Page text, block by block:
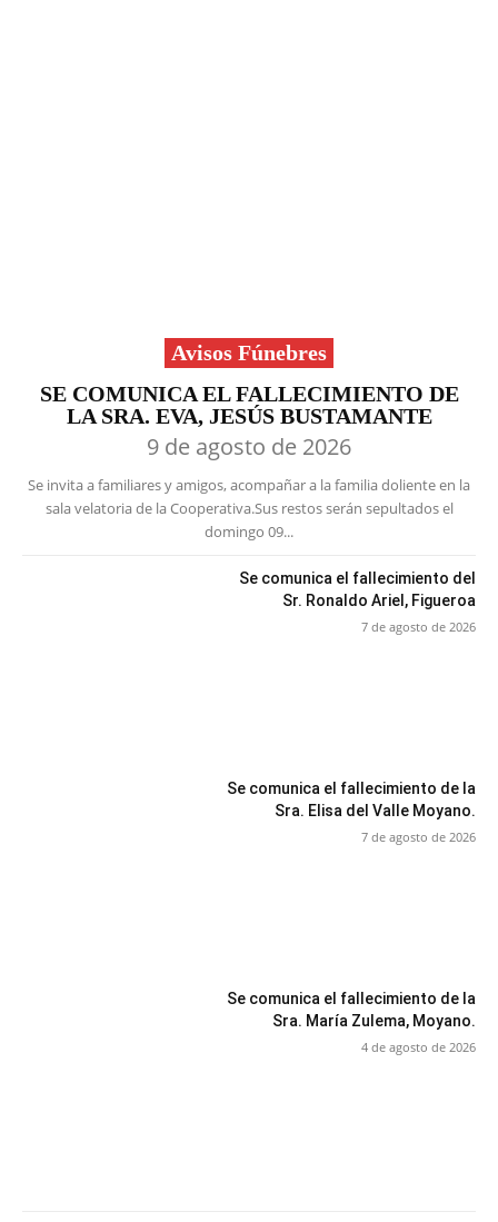
Avisos Fúnebres
SE COMUNICA EL FALLECIMIENTO DE
LA SRA. EVA, JESÚS BUSTAMANTE
9 de agosto de 2026
Se invita a familiares y amigos, acompañar a la familia doliente en la
sala velatoria de la Cooperativa.Sus restos serán sepultados el
domingo 09...
Se comunica el fallecimiento del
Sr. Ronaldo Ariel, Figueroa
7 de agosto de 2026
Se comunica el fallecimiento de la
Sra. Elisa del Valle Moyano.
7 de agosto de 2026
Se comunica el fallecimiento de la
Sra. María Zulema, Moyano.
4 de agosto de 2026